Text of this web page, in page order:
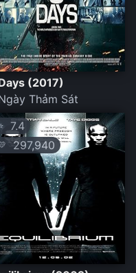
(2017)
Thảm Sát
7.4
297,940